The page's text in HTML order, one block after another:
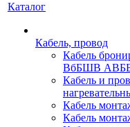
Каталог
Кабель, провод
Кабель
ВбБШВ
Кабель и
Кабель
Кабель